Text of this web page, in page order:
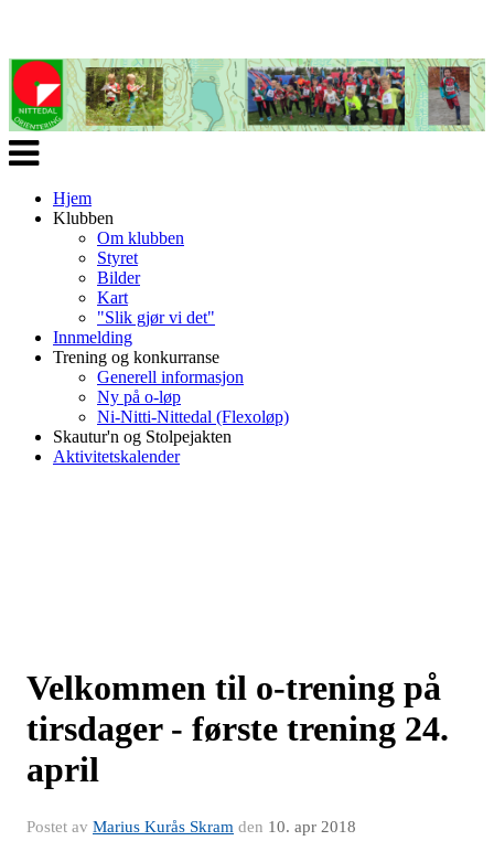
Veksle
navigasjon
Hjem
Klubben
Om klubben
Styret
Bilder
Kart
"Slik gjør vi det"
Innmelding
Trening og konkurranse
Generell informasjon
Ny på o-løp
Ni-Nitti-Nittedal (Flexoløp)
Skautur'n og Stolpejakten
Aktivitetskalender
Velkommen til o-trening på
tirsdager - første trening 24.
april
Postet av Marius Kurås Skram den 10. apr 2018